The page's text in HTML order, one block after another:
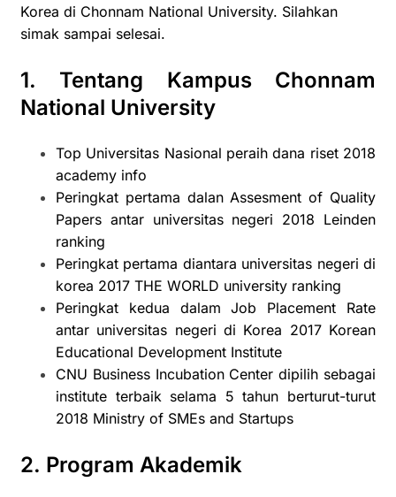
Korea di Chonnam National University. Silahkan
simak sampai selesai.
1. Tentang Kampus Chonnam
National University
Top Universitas Nasional peraih dana riset 2018
academy info
Peringkat pertama dalan Assesment of Quality
Papers antar universitas negeri 2018 Leinden
ranking
Peringkat pertama diantara universitas negeri di
korea 2017 THE WORLD university ranking
Peringkat kedua dalam Job Placement Rate
antar universitas negeri di Korea 2017 Korean
Educational Development Institute
CNU Business Incubation Center dipilih sebagai
institute terbaik selama 5 tahun berturut-turut
2018 Ministry of SMEs and Startups
2. Program Akademik